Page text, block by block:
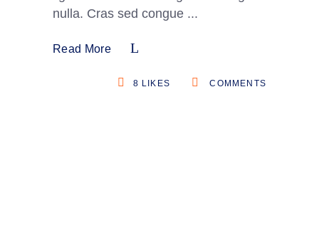
nulla. Cras sed congue
Read More
COMMENTS
8 LIKES